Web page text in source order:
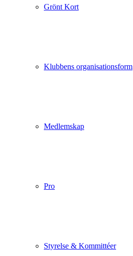
Grönt Kort
Klubbens organisationsform
Medlemskap
Pro
Styrelse & Kommittéer